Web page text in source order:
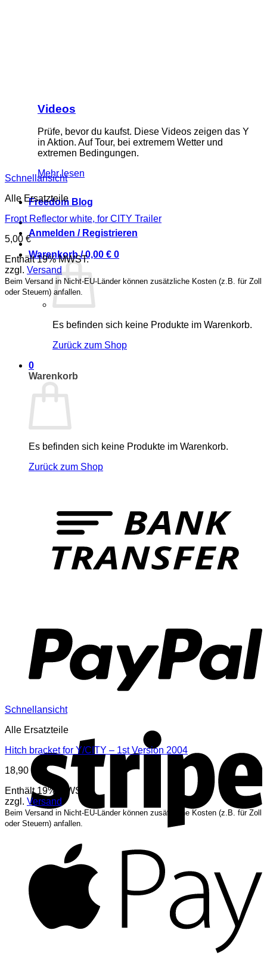
Videos
Prüfe, bevor du kaufst. Diese Videos zeigen das Y
in Aktion. Auf Tour, bei extremem Wetter und
extremen Bedingungen.
Mehr lesen
Freedom Blog
Anmelden / Registrieren
Warenkorb /0,00 € 0
Es befinden sich keine Produkte im Warenkorb.
Zurück zum Shop
0
Warenkorb
Es befinden sich keine Produkte im Warenkorb.
Zurück zum Shop
Schnellansicht
Alle Ersatzteile
Front Reflector white, for CITY Trailer
5,00 €
Enthält 19% MWST.
zzgl. Versand
Beim Versand in Nicht-EU-Länder können zusätzliche Kosten (z.B. für Zoll
oder Steuern) anfallen.
Schnellansicht
Alle Ersatzteile
Hitch bracket for Y/CITY – 1st Version 2004
18,90€
Enthält 19% MWST.
zzgl. Versand
Beim Versand in Nicht-EU-Länder können zusätzliche Kosten (z.B. für Zoll
oder Steuern) anfallen.